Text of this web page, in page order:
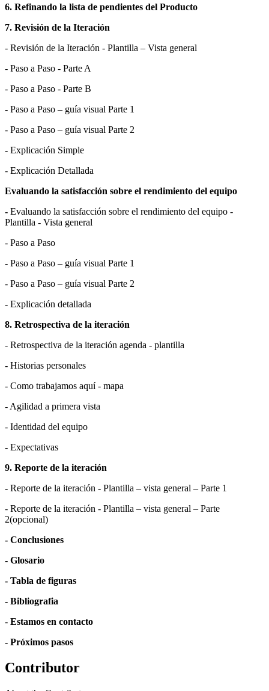
6. Refinando la lista de pendientes del Producto
7. Revisión de la Iteración
- Revisión de la Iteración - Plantilla – Vista general
- Paso a Paso - Parte A
- Paso a Paso - Parte B
- Paso a Paso – guía visual Parte 1
- Paso a Paso – guía visual Parte 2
- Explicación Simple
- Explicación Detallada
Evaluando la satisfacción sobre el rendimiento del equipo
- Evaluando la satisfacción sobre el rendimiento del equipo -
Plantilla - Vista general
- Paso a Paso
- Paso a Paso – guía visual Parte 1
- Paso a Paso – guía visual Parte 2
- Explicación detallada
8. Retrospectiva de la iteración
- Retrospectiva de la iteración agenda - plantilla
- Historias personales
- Como trabajamos aquí - mapa
- Agilidad a primera vista
- Identidad del equipo
- Expectativas
9. Reporte de la iteración
- Reporte de la iteración - Plantilla – vista general – Parte 1
- Reporte de la iteración - Plantilla – vista general – Parte
2(opcional)
- Conclusiones
- Glosario
- Tabla de figuras
- Bibliografia
- Estamos en contacto
- Próximos pasos
Contributor